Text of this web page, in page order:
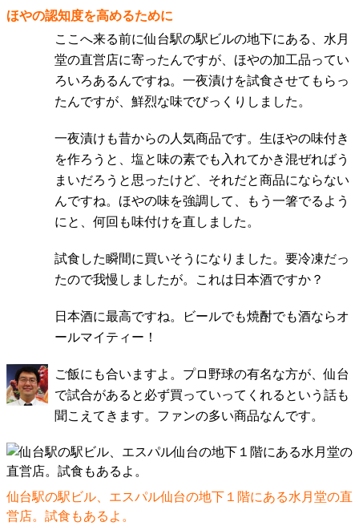
ほやの認知度を高めるために
ここへ来る前に仙台駅の駅ビルの地下にある、水月
堂の直営店に寄ったんですが、ほやの加工品ってい
ろいろあるんですね。一夜漬けを試食させてもらっ
たんですが、鮮烈な味でびっくりしました。
一夜漬けも昔からの人気商品です。生ほやの味付き
を作ろうと、塩と味の素でも入れてかき混ぜればう
まいだろうと思ったけど、それだと商品にならない
んですね。ほやの味を強調して、もう一箸でるよう
にと、何回も味付けを直しました。
試食した瞬間に買いそうになりました。要冷凍だっ
たので我慢しましたが。これは日本酒ですか？
日本酒に最高ですね。ビールでも焼酎でも酒ならオ
ールマイティー！
ご飯にも合いますよ。プロ野球の有名な方が、仙台
で試合があると必ず買っていってくれるという話も
聞こえてきます。ファンの多い商品なんです。
仙台駅の駅ビル、エスパル仙台の地下１階にある水月堂の直
営店。試食もあるよ。